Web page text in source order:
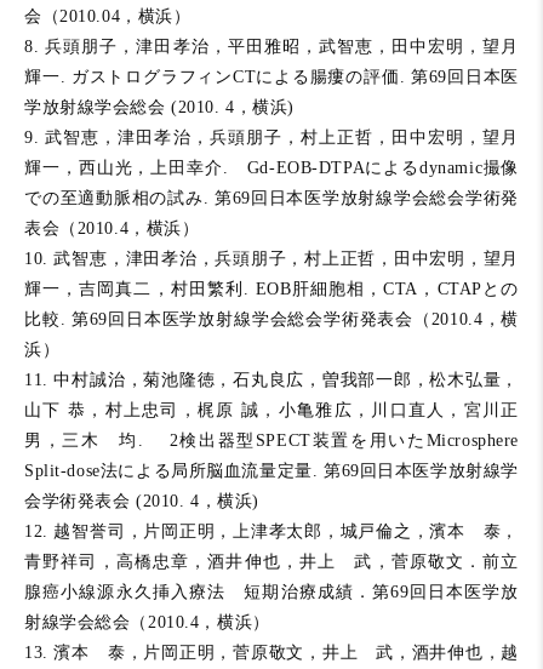
会（2010.04，横浜）
8. 兵頭朋子，津田孝治，平田雅昭，武智恵，田中宏明，望月
輝一. ガストログラフィンCTによる腸瘻の評価. 第69回日本医
学放射線学会総会 (2010. 4，横浜)
9. 武智恵，津田孝治，兵頭朋子，村上正哲，田中宏明，望月
輝一，西山光，上田幸介. Gd-EOB-DTPAによるdynamic撮像
での至適動脈相の試み. 第69回日本医学放射線学会総会学術発
表会（2010.4，横浜）
10. 武智恵，津田孝治，兵頭朋子，村上正哲，田中宏明，望月
輝一，吉岡真二，村田繁利. EOB肝細胞相，CTA，CTAPとの
比較. 第69回日本医学放射線学会総会学術発表会（2010.4，横
浜）
11. 中村誠治，菊池隆徳，石丸良広，曽我部一郎，松木弘量，
山下 恭，村上忠司，梶原 誠，小亀雅広，川口直人，宮川正
男，三木 均. 2検出器型SPECT装置を用いたMicrosphere
Split-dose法による局所脳血流量定量. 第69回日本医学放射線学
会学術発表会 (2010. 4，横浜)
12. 越智誉司，片岡正明，上津孝太郎，城戸倫之，濱本 泰，
青野祥司，高橋忠章，酒井伸也，井上 武，菅原敬文．前立
腺癌小線源永久挿入療法 短期治療成績．第69回日本医学放
射線学会総会（2010.4，横浜）
13. 濱本 泰，片岡正明，菅原敬文，井上 武，酒井伸也，越